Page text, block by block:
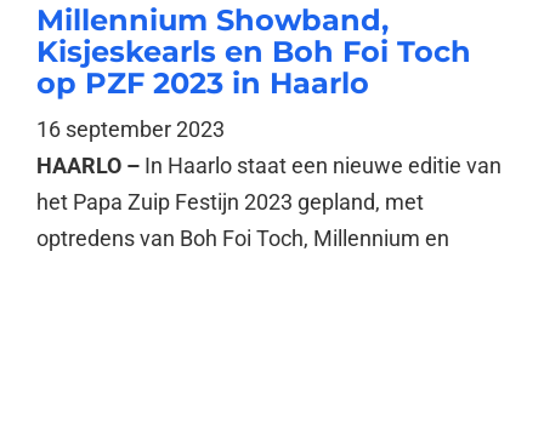
Millennium Showband,
Kisjeskearls en Boh Foi Toch
op PZF 2023 in Haarlo
16 september 2023
HAARLO – In Haarlo staat een nieuwe editie van
het Papa Zuip Festijn 2023 gepland, met
optredens van Boh Foi Toch, Millennium en